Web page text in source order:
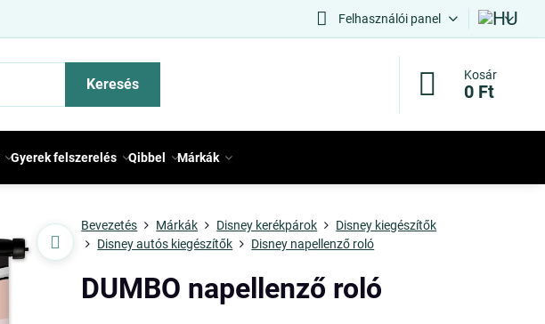
Felhasználói panel
Keresés
Kosár
0 Ft
Gyerek felszerelés Qibbel Márkák
Bevezetés Márkák Disney kerékpárok
Disney kiegészítők
Disney autós kiegészítők
Disney napellenző roló
DUMBO napellenző roló